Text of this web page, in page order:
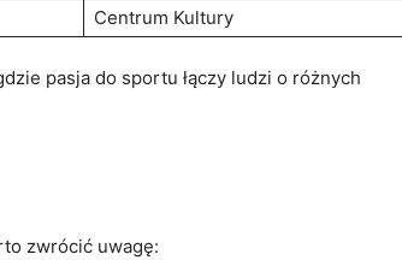
Centrum ⁤Kultury
pasja do ‍sportu łączy ludzi o‍ różnych
zwrócić ‍uwagę: